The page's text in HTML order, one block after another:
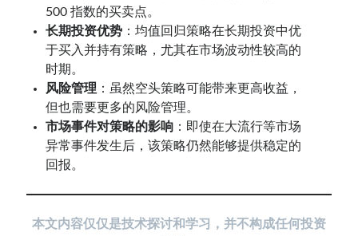
500 指数的买卖点。
长期投资优势 ：均值回归策略在长期投资中优
于买入并持有策略，尤其在市场波动性较高的
时期。
风险管理 ：虽然空头策略可能带来更高收益，
但也需要更多的风险管理。
市场事件对策略的影响 ：即使在大流行等市场
异常事件发生后，该策略仍然能够提供稳定的
回报。
本文内容仅仅是技术探讨和学习，并不构成任何投资